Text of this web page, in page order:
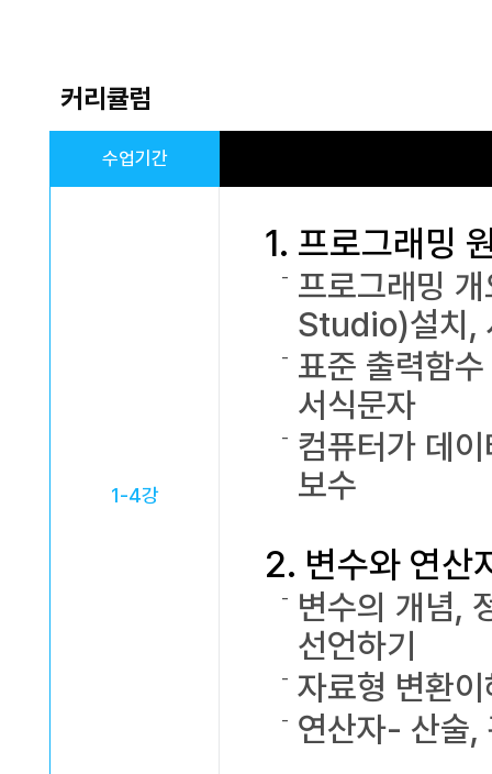
커리큘럼
수업기간
1-4강
1. 프로그래밍
프로그래밍
Studio)설치,
표준 출력함
서식문자
컴퓨터가 데
보수
2. 변수와 연산
변수의 개념,
선언하기
자료형 변환
연산자- 산술,